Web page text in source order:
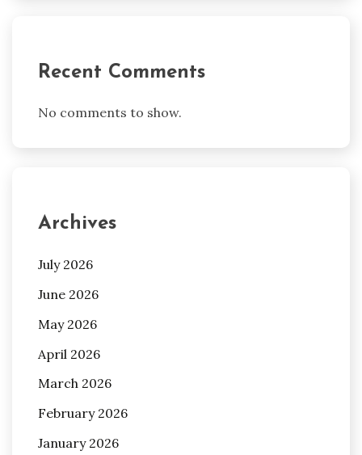
Recent Comments
No comments to show.
Archives
July 2026
June 2026
May 2026
April 2026
March 2026
February 2026
January 2026